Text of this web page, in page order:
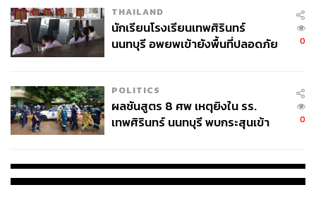
THE STANDARD WEALTH Editor
THAILAND
นักเรียนโรงเรียนเทพศิรินทร์
นนทบุรี อพยพเข้ายังพื้นที่ปลอดภัย
0
POLITICS
ผลชันสูตร 8 ศพ เหตุยิงใน รร.
เทพศิรินทร์ นนทบุรี พบกระสุนเข้า
0